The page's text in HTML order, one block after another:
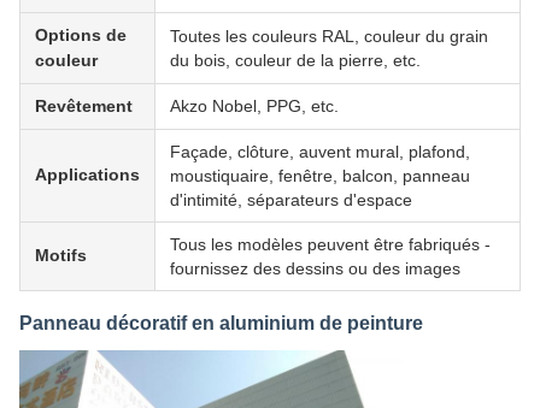
Options de
couleur
Toutes les couleurs RAL, couleur du grain
du bois, couleur de la pierre, etc.
Revêtement Akzo Nobel, PPG, etc.
Applications
Façade, clôture, auvent mural, plafond,
moustiquaire, fenêtre, balcon, panneau
d'intimité, séparateurs d'espace
Motifs
Tous les modèles peuvent être fabriqués -
fournissez des dessins ou des images
Panneau décoratif en aluminium de peinture